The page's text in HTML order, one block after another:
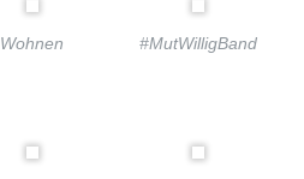
Wohnen #MutWilligBand